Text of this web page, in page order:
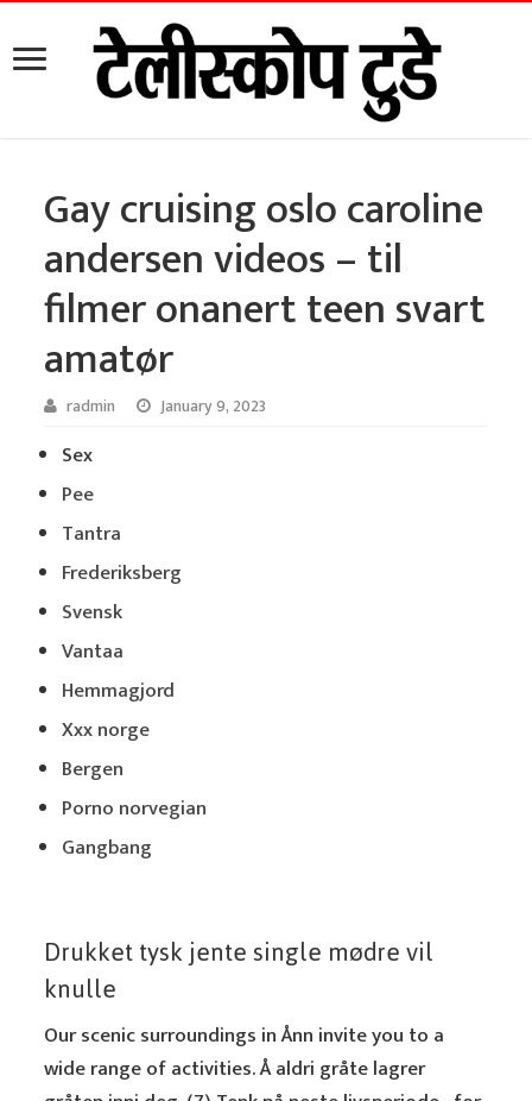
Gay cruising oslo caroline
andersen videos – til
filmer onanert teen svart
amatør
radmin January 9, 2023
Sex
Pee
Tantra
Frederiksberg
Svensk
Vantaa
Hemmagjord
Xxx norge
Bergen
Porno norvegian
Gangbang
Drukket tysk jente single mødre vil
knulle
Our scenic surroundings in Ånn invite you to a
wide range of activities. Å aldri gråte lagrer